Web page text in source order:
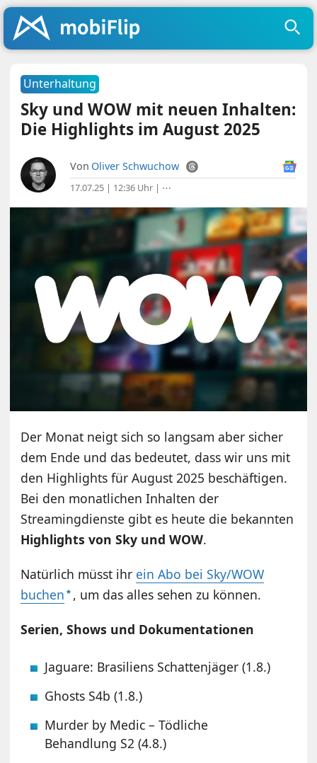
Unterhaltung
Sky und WOW mit neuen Inhalten:
Die Highlights im August 2025
Von Oliver Schwuchow
17.07.25 | 12:36 Uhr | ⋯
Der Monat neigt sich so langsam aber sicher
dem Ende und das bedeutet, dass wir uns mit
den Highlights für August 2025 beschäftigen.
Bei den monatlichen Inhalten der
Streamingdienste gibt es heute die bekannten
Highlights von Sky und WOW.
Natürlich müsst ihr ein Abo bei Sky/WOW
buchen , um das alles sehen zu können.
Serien, Shows und Dokumentationen
Jaguare: Brasiliens Schattenjäger (1.8.)
Ghosts S4b (1.8.)
Murder by Medic – Tödliche
Behandlung S2 (4.8.)